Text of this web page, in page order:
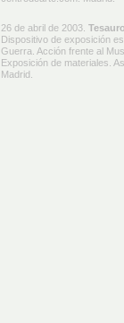
26 de abril de 2003.
Dispositivo de exposición
Guerra. Acción frente al
Exposición de materiales.
Madrid.